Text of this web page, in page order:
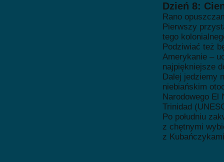
Dzień 8:
Rano
Pierwszy
tego
Podziwiać też
Amerykanie –
najpiękniejsze
Dalej jedziemy
niebiańskim
Narodowego El
Trinidad
Po południu
z chętnymi
z